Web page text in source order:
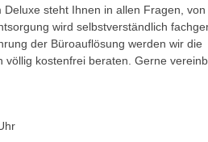
steht Ihnen in allen Fragen,
wird selbstverständlich
der Büroauflösung werden wir die
kostenfrei beraten. Gerne